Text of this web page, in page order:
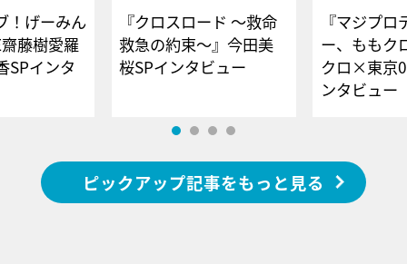
！げーみん
藤樹愛羅
SPインタ
『クロスロード ～救命
救急の約束～』今田美
桜SPインタビュー
『マジプロ
ー、ももク
クロ×東京
ンタビュー
ピックアップ記事をもっと見る